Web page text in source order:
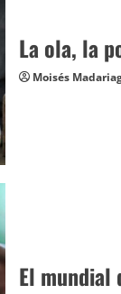
La ola, la
Moisés
El mundial